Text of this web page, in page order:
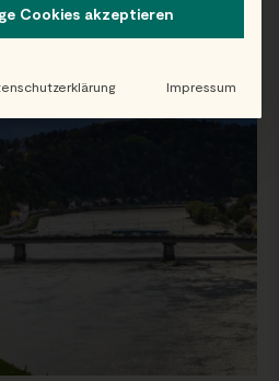
Cookies akzeptieren
Impressum